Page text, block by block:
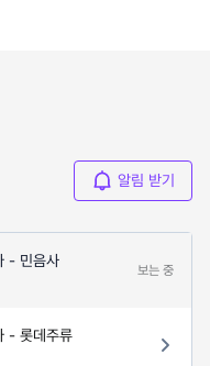
알림 받기
- 민음사
보는 중
- 롯데주류